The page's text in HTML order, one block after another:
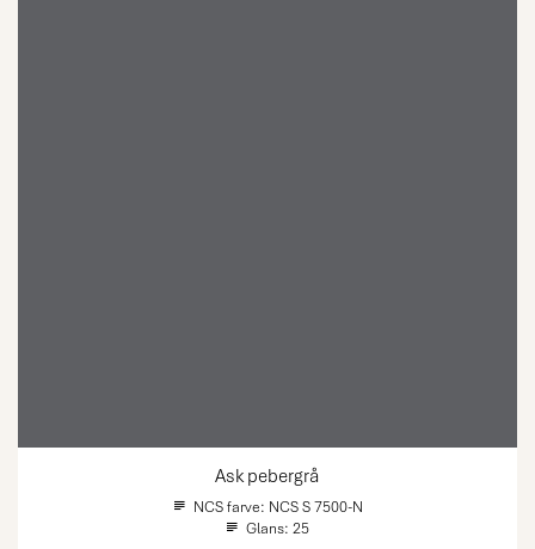
Ask pebergrå
NCS farve: NCS S 7500-N
Glans:25